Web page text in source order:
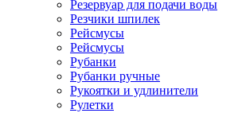
Резервуар для подачи воды
Резчики шпилек
Рейсмусы
Рейсмусы
Рубанки
Рубанки ручные
Рукоятки и удлинители
Рулетки